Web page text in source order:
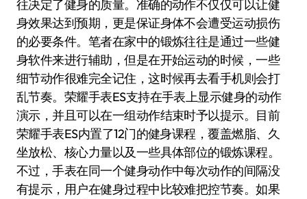
往决定了健身的质量。准确的动作不仅仅可以让健
身效果达到预期，更是保证身体不会遭受运动损伤
的必要条件。笔者在家中的锻炼往往是通过一些健
身软件来进行辅助，但是在开始运动的时候，一些
细节动作很难完全记住，这时候再去看手机则会打
乱节奏。荣耀手表ES支持在手表上显示健身的动作
演示，并且可以在一组动作结束时予以提示。目前
荣耀手表ES内置了12门的健身课程，覆盖燃脂、久
坐放松、核心力量以及一些具体部位的锻炼课程。
不过，手表在同一个健身动作中每次动作的间隔没
有提示，用户在健身过程中比较难把控节奏。如果